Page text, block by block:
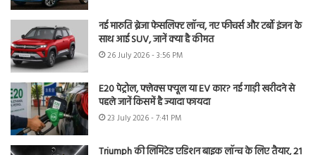
नई मारुति ब्रेजा फेसलिफ्ट लॉन्च, नए फीचर्स और टर्बो इंजन के
साथ आई SUV, जानें क्या है कीमत
26 July 2026 - 3:56 PM
E20 पेट्रोल, फ्लेक्स फ्यूल या EV कार? नई गाड़ी खरीदने से
पहले जानें किसमें है ज्यादा फायदा
23 July 2026 - 7:41 PM
Triumph की लिमिटेड एडिशन बाइक लॉन्च के लिए तैयार, 21